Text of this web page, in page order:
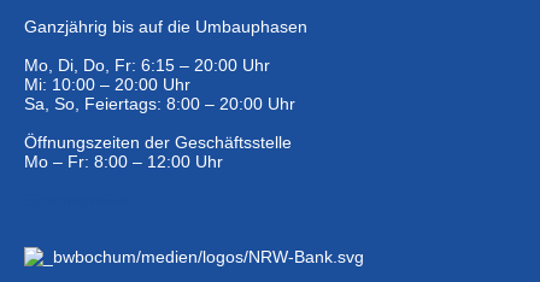
Ganzjährig bis auf die Umbauphasen
Mo, Di, Do, Fr: 6:15 – 20:00 Uhr
Mi: 10:00 – 20:00 Uhr
Sa, So, Feiertags: 8:00 – 20:00 Uhr
Öffnungszeiten der Geschäftsstelle
Mo – Fr: 8:00 – 12:00 Uhr